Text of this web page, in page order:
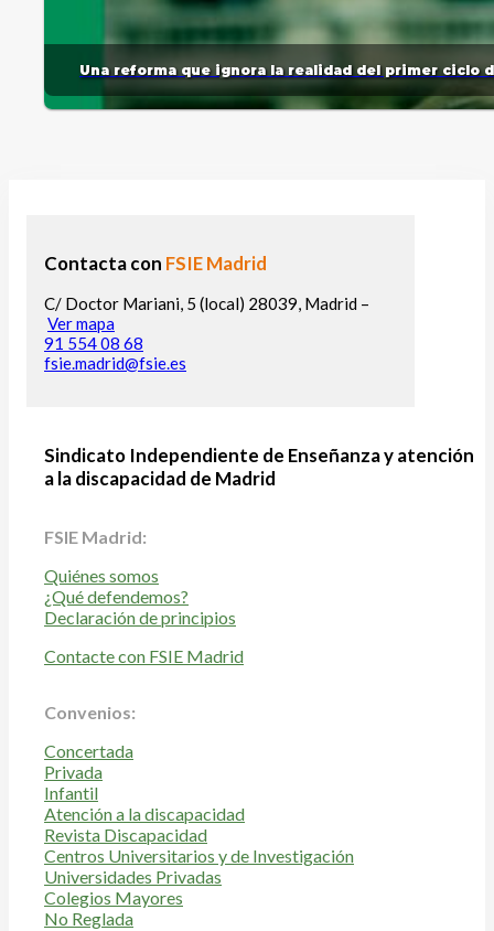
Una reforma que ignora la realidad del primer ciclo
Contacta con FSIE Madrid
C/ Doctor Mariani, 5 (local) 28039, Madrid –
Ver mapa
91 554 08 68
fsie.madrid@fsie.es
Sindicato Independiente de Enseñanza y atención
a la discapacidad de Madrid
FSIE Madrid:
Quiénes somos
¿Qué defendemos?
Declaración de principios
Contacte con FSIE Madrid
Convenios:
Concertada
Privada
Infantil
Atención a la discapacidad
Revista Discapacidad
Centros Universitarios y de Investigación
Universidades Privadas
Colegios Mayores
No Reglada